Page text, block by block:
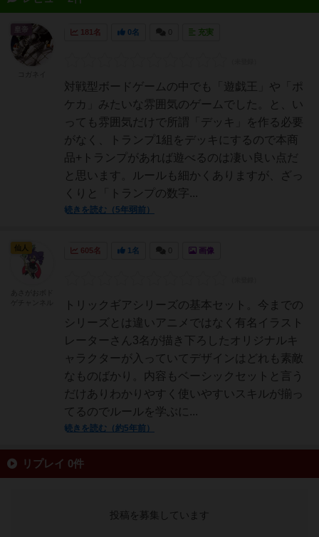
181名 0名 充実
対戦型ボードゲームの中でも「遊戯王」や「ポ
ケカ」みたいな雰囲気のゲームでした。と、い
っても雰囲気だけで所謂「デッキ」を作る必要
がなく、トランプ1組をデッキにするので本商
品+トランプがあれば遊べるのは凄い良い点だ
と思います。ルールも細かくありますが、ざっ
くりと「トランプの数字...
続きを読む（5年弱前）
605名 1名 画像
トリックギアシリーズの基本セット。今までの
シリーズとは違いアニメではなく有名イラスト
レーターさん3名が描き下ろしたオリジナルキ
ャラクターが入っていてデザインはどれも素敵
なものばかり。内容もベーシックセットと言う
だけありわかりやすく使いやすいスキルが揃っ
てるのでルールを学ぶに...
続きを読む（約5年前）
仙人
リプレイ 0件
投稿を募集しています